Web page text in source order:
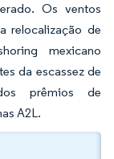
Os ventos
relocalização de
mexicano
da escassez de
prêmios de
A2L.